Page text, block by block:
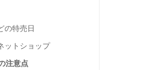
の特売日
ットショップ
注意点